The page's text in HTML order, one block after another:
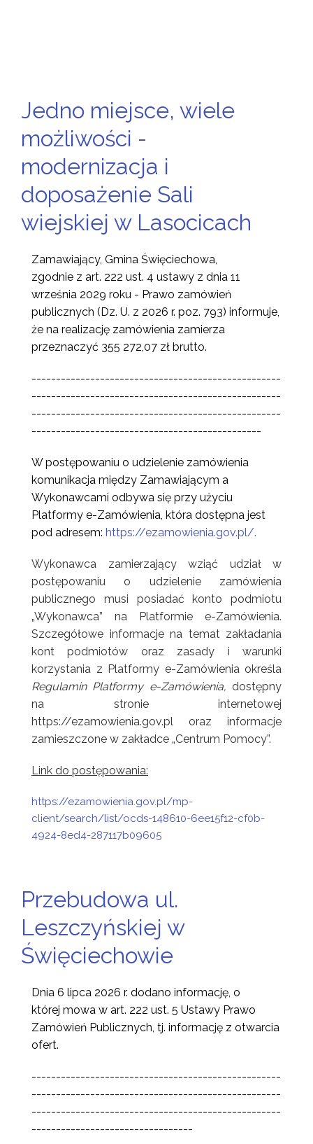
Jedno miejsce, wiele
możliwości -
modernizacja i
doposażenie Sali
wiejskiej w Lasocicach
Zamawiający, Gmina Święciechowa,
zgodnie z art. 222 ust. 4 ustawy z dnia 11
września 2029 roku - Prawo zamówień
publicznych (Dz. U. z 2026 r. poz. 793) informuje,
że na realizację zamówienia zamierza
przeznaczyć 355 272,07 zł brutto.
---------------------------------------------------
---------------------------------------------------
---------------------------------------------------
-----------------------------------------------
W postępowaniu o udzielenie zamówienia
komunikacja między Zamawiającym a
Wykonawcami odbywa się przy użyciu
Platformy e-Zamówienia, która dostępna jest
pod adresem: https://ezamowienia.gov.pl/.
Wykonawca zamierzający wziąć udział w
postępowaniu o udzielenie zamówienia
publicznego musi posiadać konto podmiotu
„Wykonawca” na Platformie e-Zamówienia.
Szczegółowe informacje na temat zakładania
kont podmiotów oraz zasady i warunki
korzystania z Platformy e-Zamówienia określa
Regulamin Platformy e-Zamówienia, dostępny
na stronie internetowej
https://ezamowienia.gov.pl oraz informacje
zamieszczone w zakładce „Centrum Pomocy”.
Link do postępowania:
https://ezamowienia.gov.pl/mp-
client/search/list/ocds-148610-6ee15f12-cf0b-
4924-8ed4-287117b09605
Przebudowa ul.
Leszczyńskiej w
Święciechowie
Dnia 6 lipca 2026 r. dodano informację, o
której mowa w art. 222 ust. 5 Ustawy Prawo
Zamówień Publicznych, tj. informację z otwarcia
ofert.
---------------------------------------------------
---------------------------------------------------
---------------------------------------------------
---------------------------------